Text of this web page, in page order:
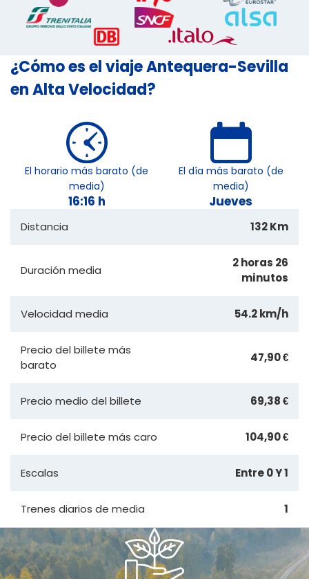
¿Cómo es el viaje Antequera-Sevilla
en Alta Velocidad?
El horario más barato (de
media)
16:16 h
El día más barato (de
media)
Jueves
Distancia 132 Km
Duración media
2 horas 26
minutos
Velocidad media 54.2 km/h
Precio del billete más
barato
47,90 €
Precio medio del billete 69,38 €
Precio del billete más caro 104,90 €
Escalas Entre 0 Y 1
Trenes diarios de media 1